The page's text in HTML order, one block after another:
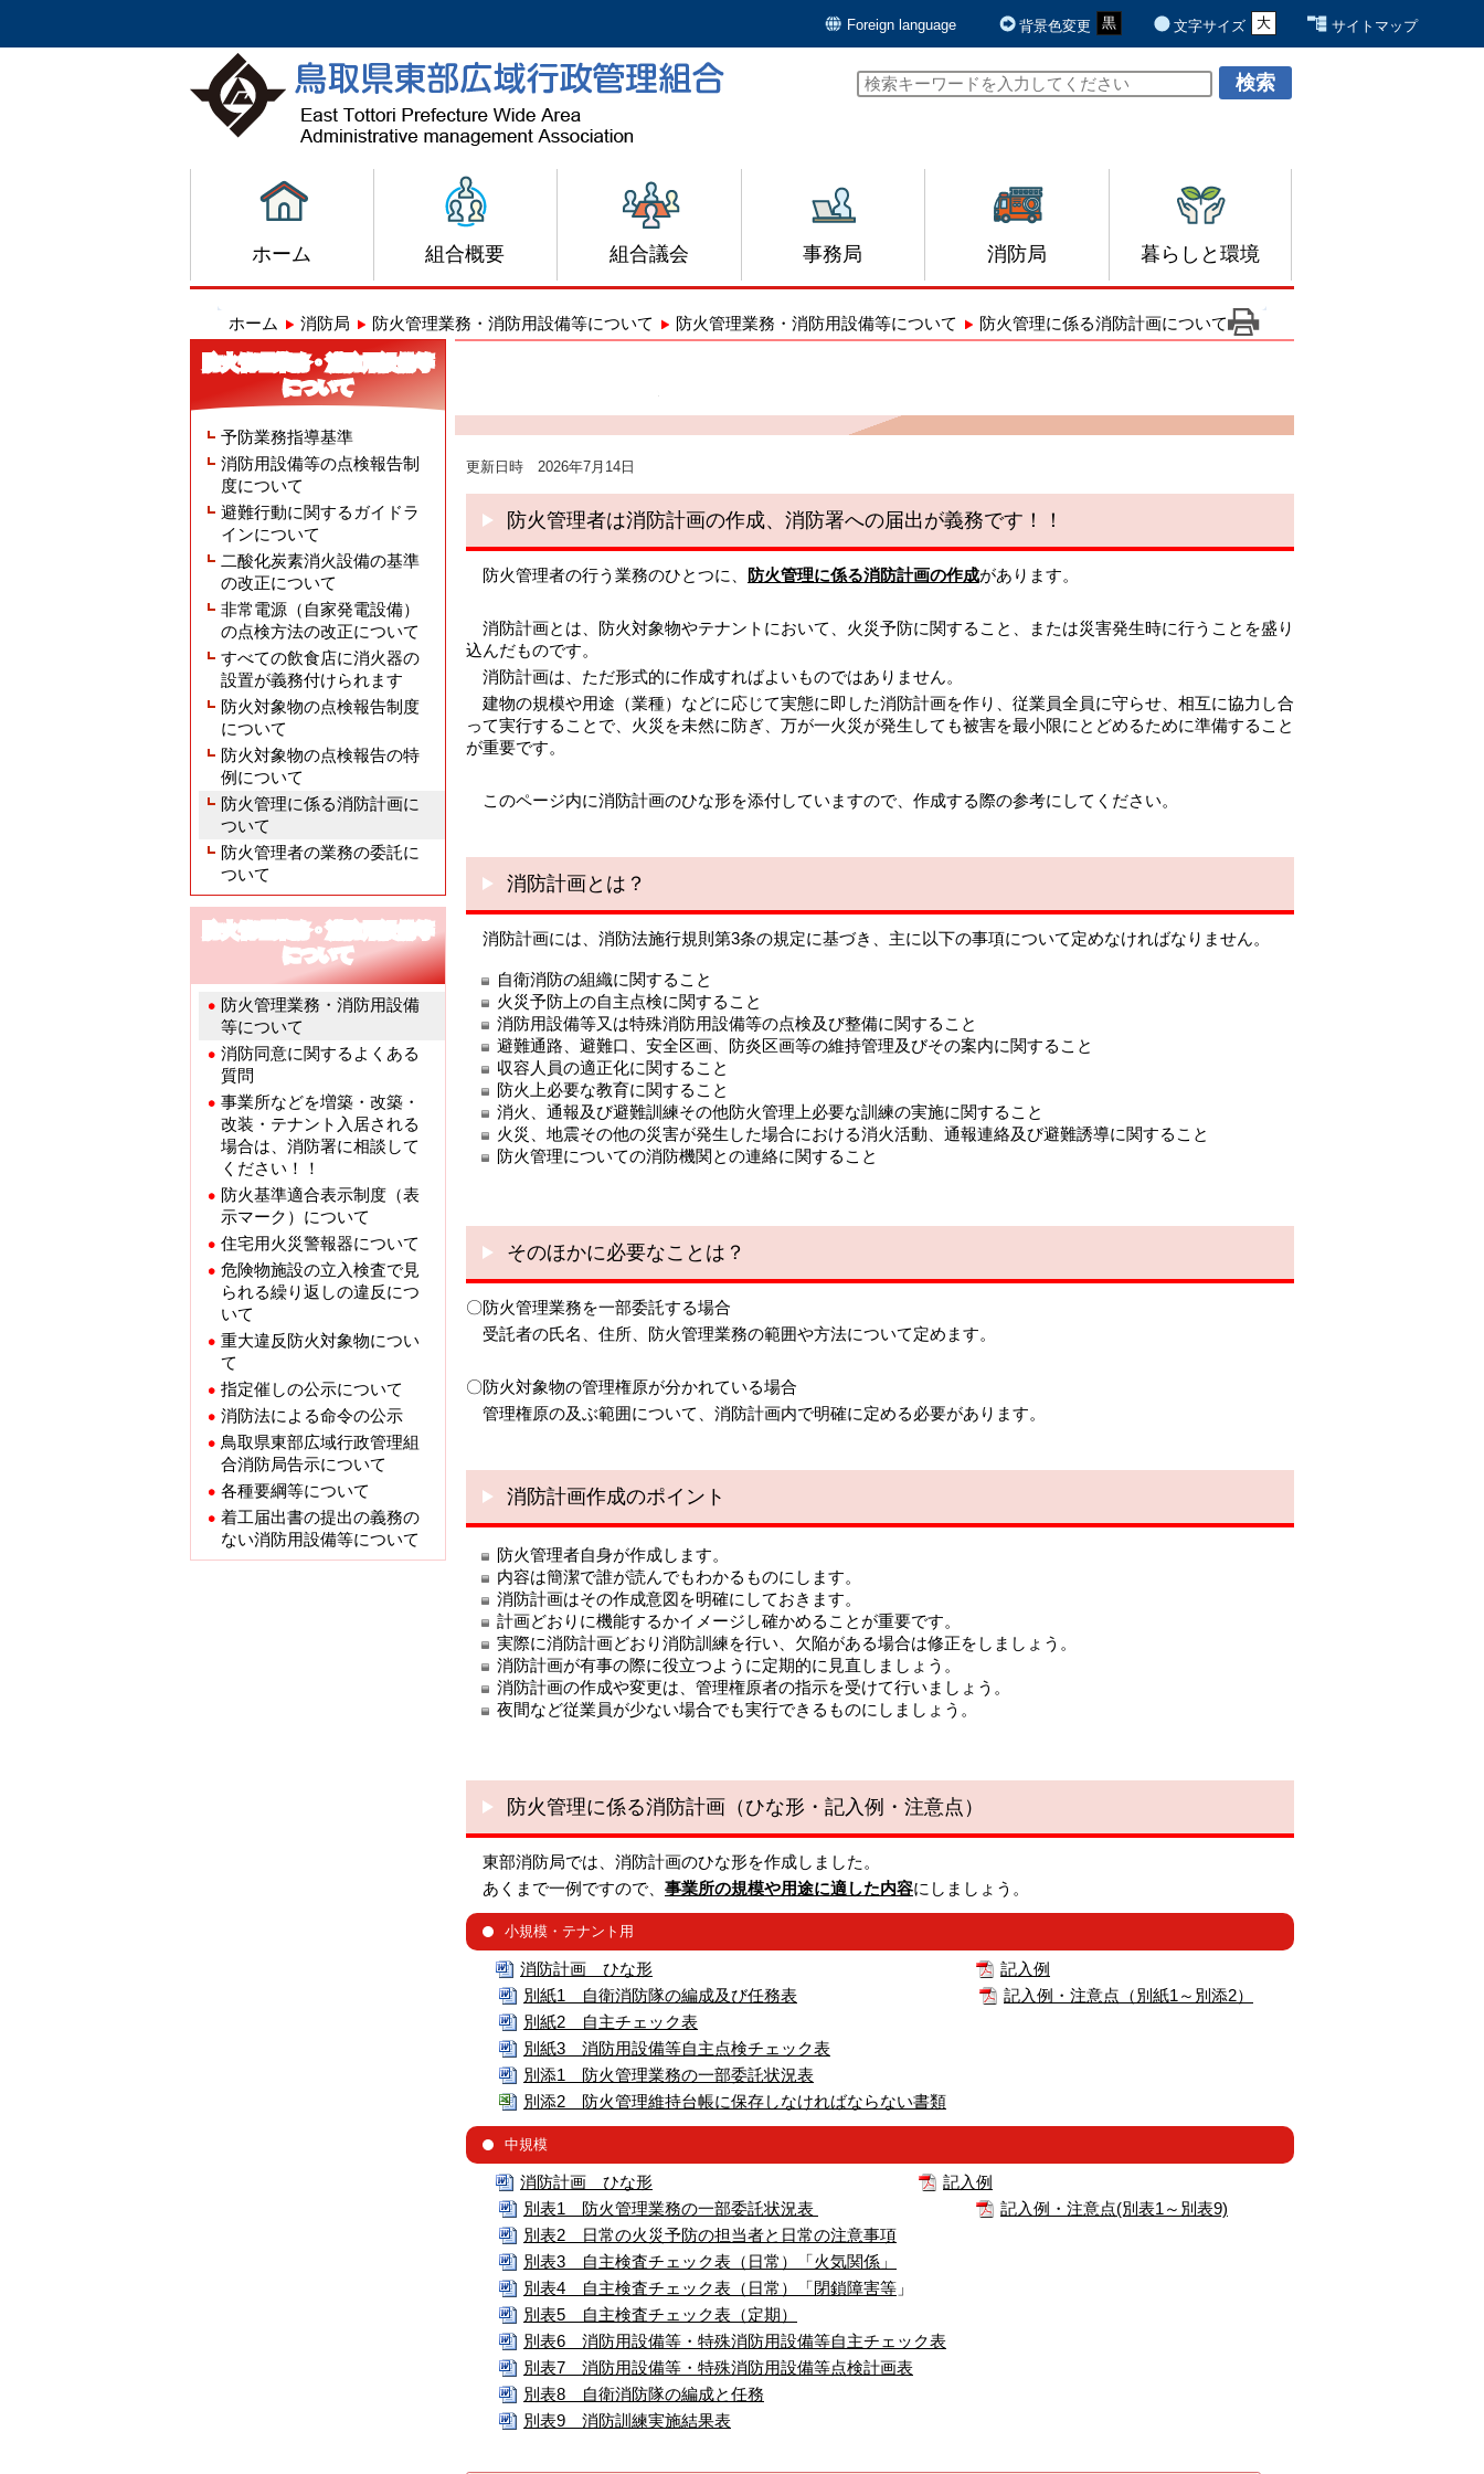
Foreign language 背景色変更 黒
青
白 文字サイズ 大
元 サイトマップ
ホーム 組合概要 組合議会 事務局 消防局 暮らしと環境
ホーム 消防局 防火管理業務・消防用設備等について 防火管理業務・消防用設備等について 防火管理に係る消防計画について
防火管理業務・消防用設備等
について
予防業務指導基準
消防用設備等の点検報告制
度について
避難行動に関するガイドラ
インについて
二酸化炭素消火設備の基準
の改正について
非常電源（自家発電設備）
の点検方法の改正について
すべての飲食店に消火器の
設置が義務付けられます
防火対象物の点検報告制度
について
防火対象物の点検報告の特
例について
防火管理に係る消防計画に
ついて
防火管理者の業務の委託に
ついて
防火管理業務・消防用設備等
について
防火管理業務・消防用設備
等について
消防同意に関するよくある
質問
事業所などを増築・改築・
改装・テナント入居される
場合は、消防署に相談して
ください！！
防火基準適合表示制度（表
示マーク）について
住宅用火災警報器について
危険物施設の立入検査で見
られる繰り返しの違反につ
いて
重大違反防火対象物につい
て
指定催しの公示について
消防法による命令の公示
鳥取県東部広域行政管理組
合消防局告示について
各種要綱等について
着工届出書の提出の義務の
ない消防用設備等について
更新日時 2026年7月14日
防火管理者は消防計画の作成、消防署への届出が義務です！！
防火管理者の行う業務のひとつに、 防火管理に係る消防計画の作成があります。
消防計画とは、防火対象物やテナントにおいて、火災予防に関すること、または災害発生時に行うことを盛り
込んだものです。
消防計画は、ただ形式的に作成すればよいものではありません。
建物の規模や用途（業種）などに応じて実態に即した消防計画を作り、従業員全員に守らせ、相互に協力し合
って実行することで、火災を未然に防ぎ、万が一火災が発生しても被害を最小限にとどめるために準備すること
が重要です。
このページ内に消防計画のひな形を添付していますので、作成する際の参考にしてください。
消防計画とは？
消防計画には、消防法施行規則第3条の規定に基づき、主に以下の事項について定めなければなりません。
自衛消防の組織に関すること
火災予防上の自主点検に関すること
消防用設備等又は特殊消防用設備等の点検及び整備に関すること
避難通路、避難口、安全区画、防炎区画等の維持管理及びその案内に関すること
収容人員の適正化に関すること
防火上必要な教育に関すること
消火、通報及び避難訓練その他防火管理上必要な訓練の実施に関すること
火災、地震その他の災害が発生した場合における消火活動、通報連絡及び避難誘導に関すること
防火管理についての消防機関との連絡に関すること
そのほかに必要なことは？
〇防火管理業務を一部委託する場合
受託者の氏名、住所、防火管理業務の範囲や方法について定めます。
〇防火対象物の管理権原が分かれている場合
管理権原の及ぶ範囲について、消防計画内で明確に定める必要があります。
消防計画作成のポイント
防火管理者自身が作成します。
内容は簡潔で誰が読んでもわかるものにします。
消防計画はその作成意図を明確にしておきます。
計画どおりに機能するかイメージし確かめることが重要です。
実際に消防計画どおり消防訓練を行い、欠陥がある場合は修正をしましょう。
消防計画が有事の際に役立つように定期的に見直しましょう。
消防計画の作成や変更は、管理権原者の指示を受けて行いましょう。
夜間など従業員が少ない場合でも実行できるものにしましょう。
防火管理に係る消防計画（ひな形・記入例・注意点）
東部消防局では、消防計画のひな形を作成しました。
あくまで一例ですので、 事業所の規模や用途に適した内容にしましょう。
小規模・テナント用
消防計画 ひな形
記入例
別紙1 自衛消防隊の編成及び任務表
記入例・注意点（別紙1～別添2）
別紙2 自主チェック表
別紙3 消防用設備等自主点検チェック表
別添1 防火管理業務の一部委託状況表
別添2 防火管理維持台帳に保存しなければならない書類
中規模
消防計画 ひな形
記入例
別表1 防火管理業務の一部委託状況表
記入例・注意点(別表1～別表9)
別表2 日常の火災予防の担当者と日常の注意事項
別表3 自主検査チェック表（日常）「火気関係」
別表4 自主検査チェック表（日常）「閉鎖障害等 」
別表5 自主検査チェック表（定期）
別表6 消防用設備等・特殊消防用設備等自主チェック表
別表7 消防用設備等・特殊消防用設備等点検計画表
別表8 自衛消防隊の編成と任務
別表9 消防訓練実施結果表